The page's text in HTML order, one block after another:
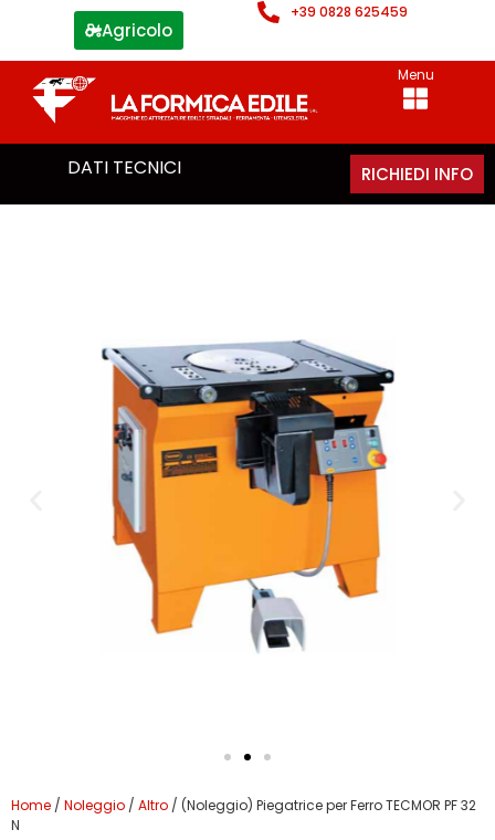
Agricolo
+39 0828 625459
Menu
DATI TECNICI RICHIEDI INFO
Home / Noleggio / Altro / (Noleggio) Piegatrice per Ferro TECMOR PF 32
N